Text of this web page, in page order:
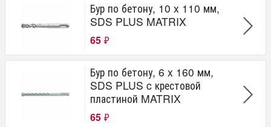
Бур по бетону, 10 x 110 мм,
SDS PLUS MATRIX
65 ₽
Бур по бетону, 6 x 160 мм,
SDS PLUS c крестовой
пластиной MATRIX
65 ₽